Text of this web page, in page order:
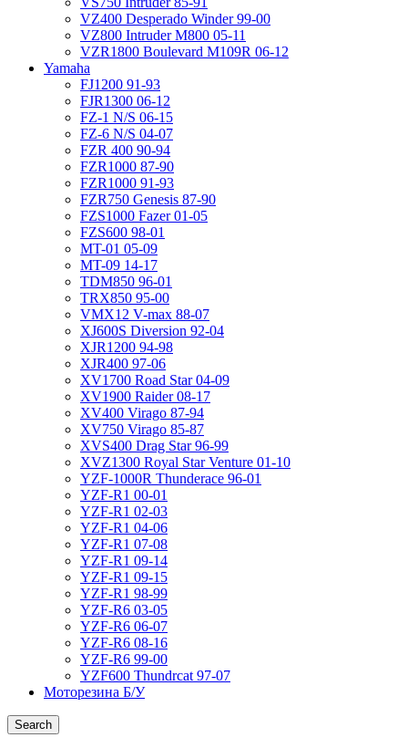
VZ400 Desperado Winder 99-00
VZ800 Intruder M800 05-11
VZR1800 Boulevard M109R 06-12
Yamaha
FJ1200 91-93
FJR1300 06-12
FZ-1 N/S 06-15
FZ-6 N/S 04-07
FZR 400 90-94
FZR1000 87-90
FZR1000 91-93
FZR750 Genesis 87-90
FZS1000 Fazer 01-05
FZS600 98-01
MT-01 05-09
MT-09 14-17
TDM850 96-01
TRX850 95-00
VMX12 V-max 88-07
XJ600S Diversion 92-04
XJR1200 94-98
XJR400 97-06
XV1700 Road Star 04-09
XV1900 Raider 08-17
XV400 Virago 87-94
XV750 Virago 85-87
XVS400 Drag Star 96-99
XVZ1300 Royal Star Venture 01-10
YZF-1000R Thunderace 96-01
YZF-R1 00-01
YZF-R1 02-03
YZF-R1 04-06
YZF-R1 07-08
YZF-R1 09-14
YZF-R1 09-15
YZF-R1 98-99
YZF-R6 03-05
YZF-R6 06-07
YZF-R6 08-16
YZF-R6 99-00
YZF600 Thundrcat 97-07
Моторезина Б/У
Search